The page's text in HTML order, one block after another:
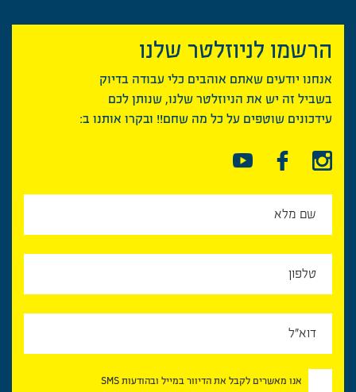
הרשמו לניוזלטר שלנו
אנחנו יודעים שאתם אוהבים כלי עבודה בדיוק
בשביל זה יש את הניוזלטר שלנו, שנותן לכם
עידכונים שוטפים על כל מה שחם!! ובקרו אותנו ב:
אנו מאשרים לקבל את הדיוור במייל ובהודעות SMS